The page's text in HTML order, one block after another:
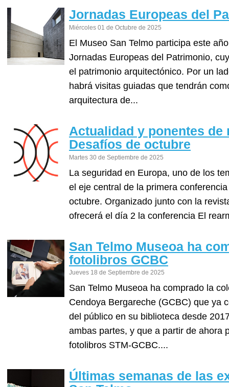
Jornadas Europeas del
Miércoles 01 de Octubre de 2025
El Museo San Telmo participa este
Jornadas Europeas del Patrimonio,
el patrimonio arquitectónico. Por un
habrá visitas guiadas que tendrán
arquitectura de...
Actualidad y ponentes de
Desafíos de octubre
Martes 30 de Septiembre de 2025
La seguridad en Europa, uno de los
el eje central de la primera
octubre. Organizado junto con la
ofrecerá el día 2 la conferencia El
San Telmo Museoa ha
fotolibros GCBC
Jueves 18 de Septiembre de 2025
San Telmo Museoa ha comprado la
Cendoya Bergareche (GCBC) que ya
del público en su biblioteca desde
ambas partes, y que a partir de ahora
fotolibros STM-GCBC....
Últimas semanas de las